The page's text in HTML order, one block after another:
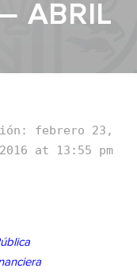
ABRIL
febrero 23,
2016 at 13:55 pm